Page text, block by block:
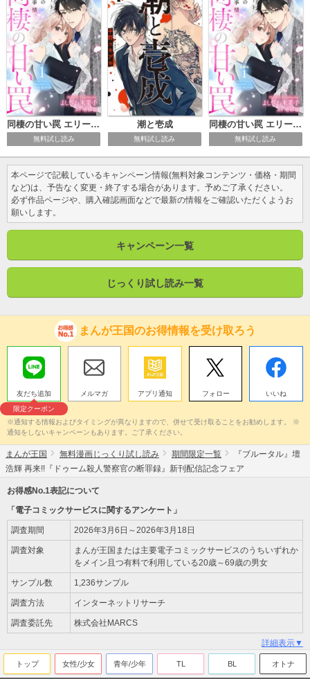
同棲の甘い罠 エリート上司の恋愛事情
無料試し読み
潮と壱成
無料試し読み
同棲の甘い罠 エリート上司の恋愛事情 分冊版
無料試し読み
本ページで記載しているキャンペーン情報(無料対象コンテンツ・価格・期間
など)は、予告なく変更・終了する場合があります。予めご了承ください。
必ず作品ページや、購入確認画面などで最新の情報をご確認いただくようお
願いします。
キャンペーン一覧
じっくり試し読み一覧
まんが王国のお得情報を受け取ろう
友だち追加
限定クーポン
メルマガ アプリ通知 フォロー いいね
※通知する情報およびタイミングが異なりますので、併せて受け取ることをお勧めします。 ※
通知をしないキャンペーンもあります。ご了承ください。
まんが王国 無料漫画じっくり試し読み 期間限定一覧
『ブルータル』壇
浩輝 再来!!『ドゥーム殺人警察官の断罪録』新刊配信記念フェア
お得感No.1表記について
「電子コミックサービスに関するアンケート」
調査期間 2026年3月6日～2026年3月18日
調査対象
まんが王国または主要電子コミックサービスのうちいずれか
をメイン且つ有料で利用している20歳～69歳の男女
サンプル数 1,236サンプル
調査方法 インターネットリサーチ
調査委託先 株式会社MARCS
詳細表示▼
トップ 女性/少女 青年/少年 TL BL オトナ